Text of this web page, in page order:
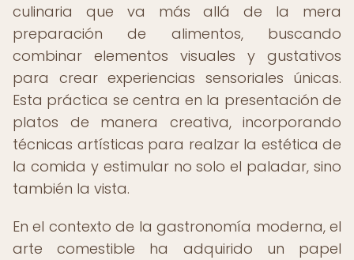
culinaria que va más allá de la mera
preparación de alimentos, buscando
combinar elementos visuales y gustativos
para crear experiencias sensoriales únicas.
Esta práctica se centra en la presentación de
platos de manera creativa, incorporando
técnicas artísticas para realzar la estética de
la comida y estimular no solo el paladar, sino
también la vista.
En el contexto de la gastronomía moderna, el
arte comestible ha adquirido un papel